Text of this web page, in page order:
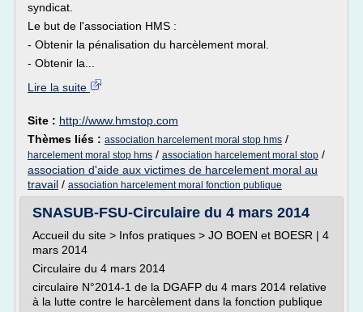
syndicat.
Le but de l'association HMS :
- Obtenir la pénalisation du harcèlement moral.
- Obtenir la...
Lire la suite
Site : http://www.hmstop.com
Thèmes liés : association harcelement moral stop hms /
harcelement moral stop hms / association harcelement moral stop /
association d'aide aux victimes de harcelement moral au
travail / association harcelement moral fonction publique
SNASUB-FSU-Circulaire du 4 mars 2014
Accueil du site > Infos pratiques > JO BOEN et BOESR | 4
mars 2014
Circulaire du 4 mars 2014
circulaire N°2014-1 de la DGAFP du 4 mars 2014 relative
à la lutte contre le harcèlement dans la fonction publique